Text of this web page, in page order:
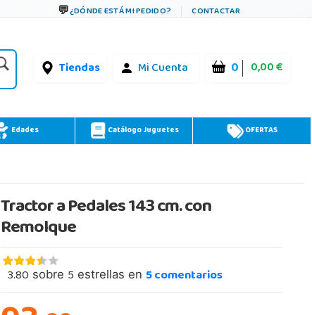
¿DÓNDE ESTÁ MI PEDIDO? CONTACTAR
Tiendas Mi Cuenta 0 0,00 €
Edades Catálogo Juguetes OFERTAS
Tractor a Pedales 143 cm. con
Remolque
3.80 sobre 5 estrellas en 5comentarios